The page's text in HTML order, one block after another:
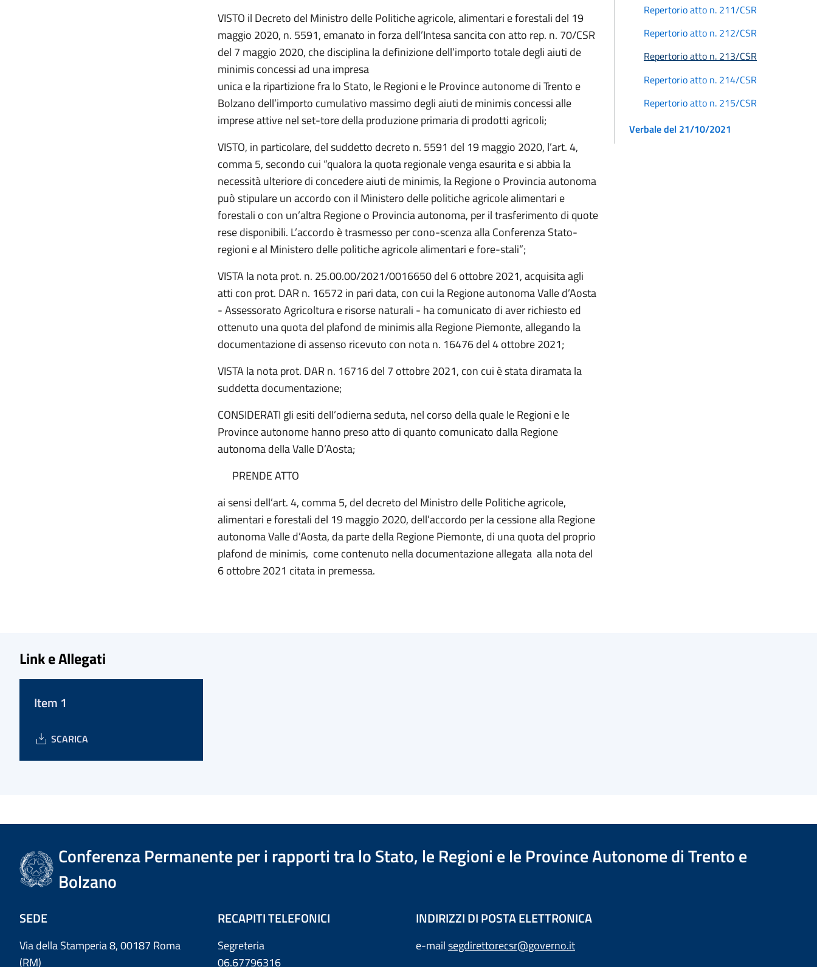
VISTO il Decreto del Ministro delle Politiche agricole, alimentari e forestali del 19
maggio 2020, n. 5591, emanato in forza dell’Intesa sancita con atto rep. n. 70/CSR
del 7 maggio 2020, che disciplina la definizione dell’importo totale degli aiuti de
minimis concessi ad una impresa
unica e la ripartizione fra lo Stato, le Regioni e le Province autonome di Trento e
Bolzano dell’importo cumulativo massimo degli aiuti de minimis concessi alle
imprese attive nel set-tore della produzione primaria di prodotti agricoli;
VISTO, in particolare, del suddetto decreto n. 5591 del 19 maggio 2020, l’art. 4,
comma 5, secondo cui “qualora la quota regionale venga esaurita e si abbia la
necessità ulteriore di concedere aiuti de minimis, la Regione o Provincia autonoma
può stipulare un accordo con il Ministero delle politiche agricole alimentari e
forestali o con un’altra Regione o Provincia autonoma, per il trasferimento di quote
rese disponibili. L’accordo è trasmesso per cono-scenza alla Conferenza Stato-
regioni e al Ministero delle politiche agricole alimentari e fore-stali”;
VISTA la nota prot. n. 25.00.00/2021/0016650 del 6 ottobre 2021, acquisita agli
atti con prot. DAR n. 16572 in pari data, con cui la Regione autonoma Valle d’Aosta
- Assessorato Agricoltura e risorse naturali - ha comunicato di aver richiesto ed
ottenuto una quota del plafond de minimis alla Regione Piemonte, allegando la
documentazione di assenso ricevuto con nota n. 16476 del 4 ottobre 2021;
VISTA la nota prot. DAR n. 16716 del 7 ottobre 2021, con cui è stata diramata la
suddetta documentazione;
CONSIDERATI gli esiti dell’odierna seduta, nel corso della quale le Regioni e le
Province autonome hanno preso atto di quanto comunicato dalla Regione
autonoma della Valle D’Aosta;
PRENDE ATTO
ai sensi dell’art. 4, comma 5, del decreto del Ministro delle Politiche agricole,
alimentari e forestali del 19 maggio 2020, dell’accordo per la cessione alla Regione
autonoma Valle d’Aosta, da parte della Regione Piemonte, di una quota del proprio
plafond de minimis, come contenuto nella documentazione allegata alla nota del
6 ottobre 2021 citata in premessa.
Repertorio atto n. 211/CSR
Repertorio atto n. 212/CSR
Repertorio atto n. 213/CSR
Repertorio atto n. 214/CSR
Repertorio atto n. 215/CSR
Verbale del 21/10/2021
Link e Allegati
Item 1
SCARICA
Conferenza Permanente per i rapporti tra lo Stato, le Regioni e le Province Autonome di Trento e
Bolzano
SEDE
Via della Stamperia 8, 00187 Roma
(RM)
RECAPITI TELEFONICI
Segreteria
06.67796316
INDIRIZZI DI POSTA ELETTRONICA
e-mailsegdirettorecsr@governo.it